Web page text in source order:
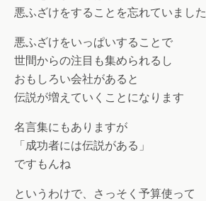
悪ふざけをすることを忘れていました
悪ふざけをいっぱいすることで
世間からの注目も集められるし
おもしろい会社があると
伝説が増えていくことになります
名言集にもありますが
「成功者には伝説がある」
ですもんね
というわけで、さっそく予算使って